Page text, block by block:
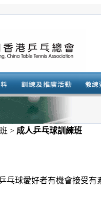
> 成人乒乓球訓練班
乓球愛好者有機會接受有